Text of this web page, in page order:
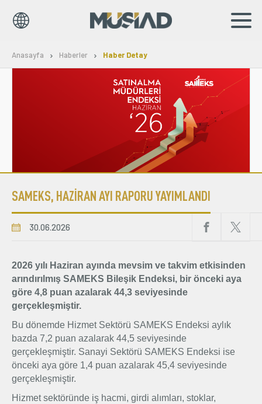
Yayınlar
Sosyal Sorumluluk
Bilgi Merkezi
Üyelik
E-İşlemler
İletişim Hakkımızda Galeri
Anasayfa Haberler Haber Detay
SAMEKS, HAZİRAN AYI RAPORU YAYIMLANDI
30.06.2026
2026 yılı Haziran ayında mevsim ve takvim etkisinden
arındırılmış SAMEKS Bileşik Endeksi, bir önceki aya
göre 4,8 puan azalarak 44,3 seviyesinde
gerçekleşmiştir.
Bu dönemde Hizmet Sektörü SAMEKS Endeksi aylık
bazda 7,2 puan azalarak 44,5 seviyesinde
gerçekleşmiştir. Sanayi Sektörü SAMEKS Endeksi ise
önceki aya göre 1,4 puan azalarak 45,4 seviyesinde
gerçekleşmiştir.
Hizmet sektöründe iş hacmi, girdi alımları, stoklar,